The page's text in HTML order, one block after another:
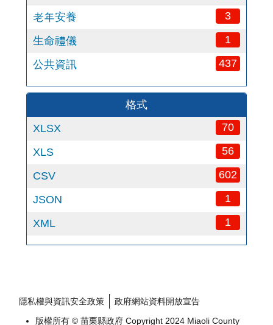
老年安養 3
生命禮儀 1
公共資訊 437
格式
XLSX
70
XLS 56
CSV 602
JSON 1
XML 1
隱私權與資訊安全政策
政府網站資料開放宣告
版權所有 © 苗栗縣政府 Copyright 2024 Miaoli County